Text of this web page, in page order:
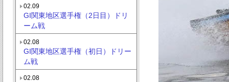
02.09
GI関東地区選手権（2日目）ドリ
ーム戦
02.08
GI関東地区選手権（初日）ドリー
ム戦
02.08